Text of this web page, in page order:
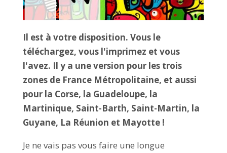
Il est à votre disposition. Vous le
téléchargez, vous l'imprimez et vous
l'avez. Il y a une version pour les trois
zones de France Métropolitaine, et aussi
pour la Corse, la Guadeloupe, la
Martinique, Saint-Barth, Saint-Martin, la
Guyane, La Réunion et Mayotte !
Je ne vais pas vous faire une longue